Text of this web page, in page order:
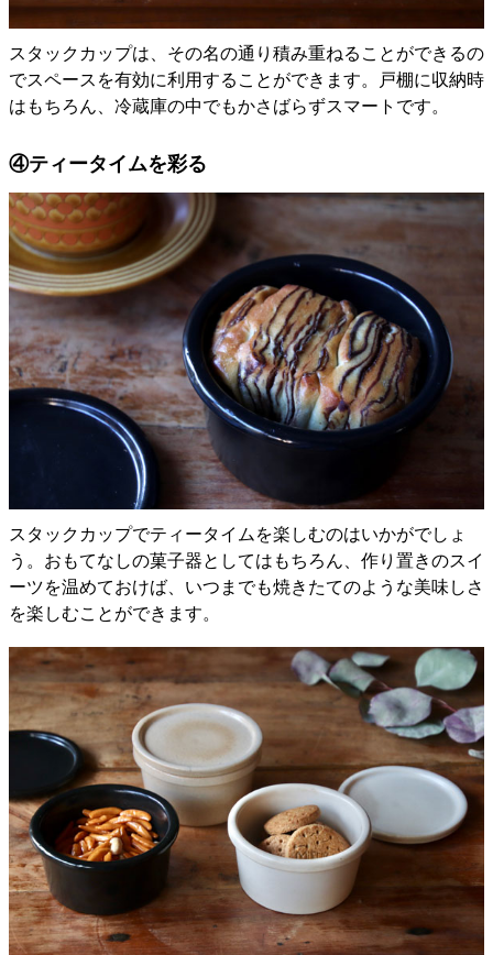
スタックカップは、その名の通り積み重ねることができるの
でスペースを有効に利用することができます。戸棚に収納時
はもちろん、冷蔵庫の中でもかさばらずスマートです。
④ティータイムを彩る
スタックカップでティータイムを楽しむのはいかがでしょ
う。おもてなしの菓子器としてはもちろん、作り置きのスイ
ーツを温めておけば、いつまでも焼きたてのような美味しさ
を楽しむことができます。